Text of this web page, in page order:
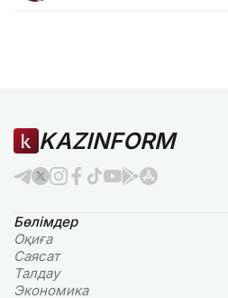
KAZINFORM
Бөлімдер
Оқиға
Саясат
Талдау
Экономика